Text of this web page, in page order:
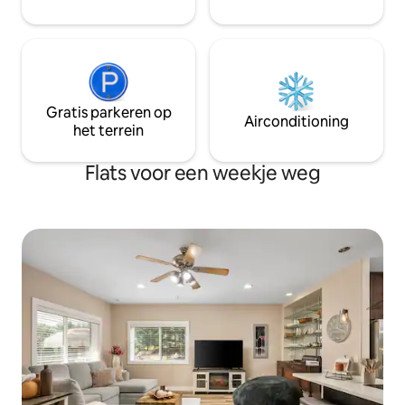
Gratis parkeren op
het terrein
Airconditioning
Flats voor een weekje weg